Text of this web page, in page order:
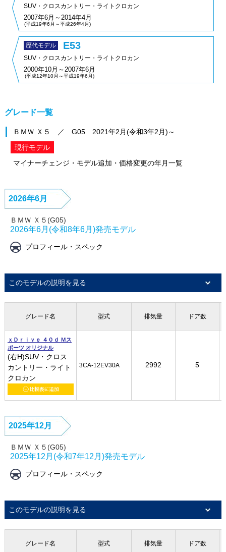
SUV・クロスカントリー・ライトクロカン
2007年6月～2014年4月
(平成19年6月～平成26年4月)
歴代モデル E53
SUV・クロスカントリー・ライトクロカン
2000年10月～2007年6月
(平成12年10月～平成19年6月)
グレード一覧
ＢＭＷ Ｘ５ ／ G05 2021年2月(令和3年2月)～
現行モデル
マイナーチェンジ・モデル追加・価格変更の年月一覧
2026年6月
ＢＭＷ Ｘ５(G05)
2026年6月(令和8年6月)発売モデル
プロフィール・スペック
このモデルの説明を見る
グレード名 型式 排気量 ドア数
ｘＤｒｉｖｅ ４０ｄ Ｍス
ポーツ オリジナル
(右H)SUV・クロス
カントリー・ライト
クロカン
3CA-12EV30A 2992 5
グレード名 型式 排気量 ドア数
ｘＤｒｉｖｅ ４０ｄ Ｍス
ポーツ オリジナル
(右H)SUV・クロス
カントリー・ライト
クロカン
3CA-12EV30A 2992 5
グレード名 型式 排気量 ドア数
ｘＤｒｉｖｅ ４０ｄ Ｍス
ポーツ オリジナル
(右H)SUV・クロス
カントリー・ライト
クロカン
3CA-12EV30A 2992 5
グレード名 型式 排気量 ドア数
ｘＤｒｉｖｅ ４０ｄ Ｍス
ポーツ オリジナル
(右H)SUV・クロス
カントリー・ライト
クロカン
3CA-12EV30A 2992 5
2025年12月
ＢＭＷ Ｘ５(G05)
2025年12月(令和7年12月)発売モデル
プロフィール・スペック
このモデルの説明を見る
グレード名 型式 排気量 ドア数
グレード名 型式 排気量 ドア数
グレード名 型式 排気量 ドア数
グレード名 型式 排気量 ドア数